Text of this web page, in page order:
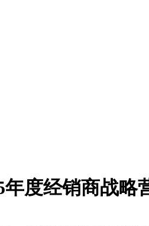
年度经销商战